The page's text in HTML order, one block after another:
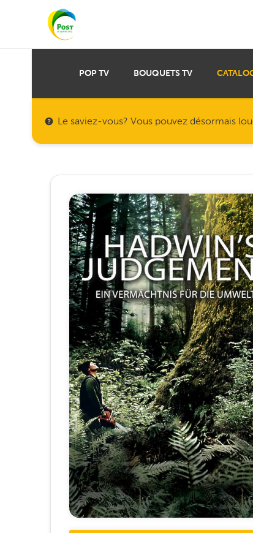
POP TV BOUQUETS TV
Le saviez-vous? Vous pouvez désormais